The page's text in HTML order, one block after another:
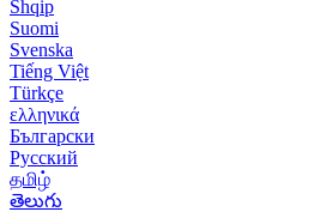
Shqip
Suomi
Svenska
Tiếng Việt
Türkçe
ελληνικά
Български
Русский
தமிழ்
తెలుగు